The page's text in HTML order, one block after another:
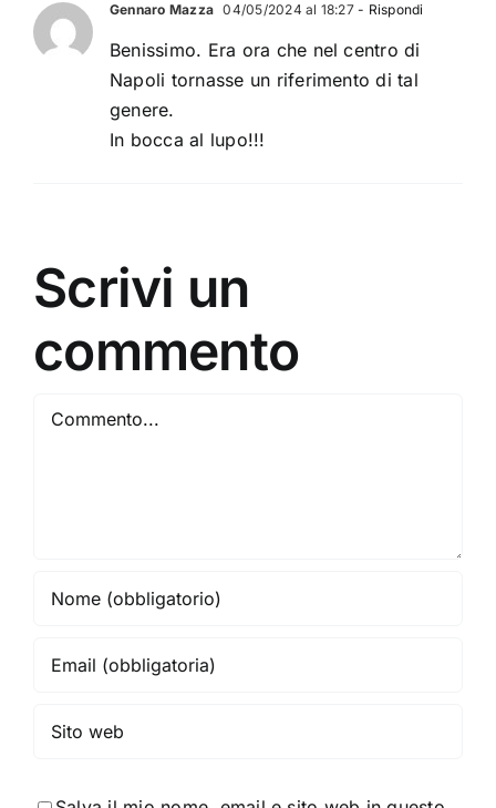
Gennaro Mazza 04/05/2024 al 18:27- Rispondi
Benissimo. Era ora che nel centro di
Napoli tornasse un riferimento di tal
genere.
In bocca al lupo!!!
Scrivi un
commento
Commento